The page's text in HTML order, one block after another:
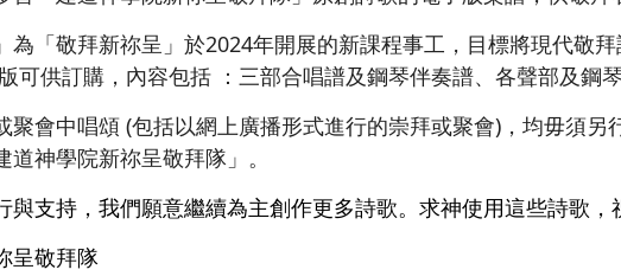
為「敬拜新祢呈」於2024年開展的新課程事工，目標將現代敬
可供訂購，內容包括 ：三部合唱譜及鋼琴伴奏譜、各聲部及鋼
聚會中唱頌 (包括以網上廣播形式進行的崇拜或聚會)，均毋須
神學院新祢呈敬拜隊」。
與支持，我們願意繼續為主創作更多詩歌。求神使用這些詩歌，
呈敬拜隊